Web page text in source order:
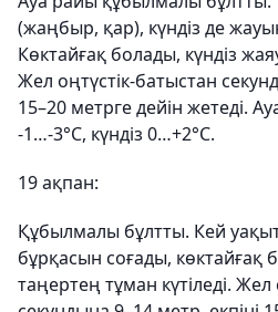
(жаңбыр, қар), күндіз де
Көктайғақ болады, күндіз
Жел оңтүстік-батыстан
15–20 метрге дейін жетеді.
-1…-3°С, күндіз 0…+2°С.
19 ақпан:
Құбылмалы бұлтты. Кей
бұрқасын соғады, көктайғақ
таңертең тұман күтіледі.